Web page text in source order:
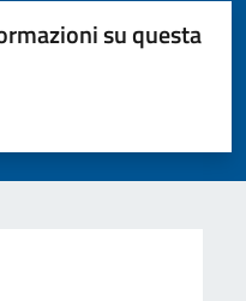
su questa
5